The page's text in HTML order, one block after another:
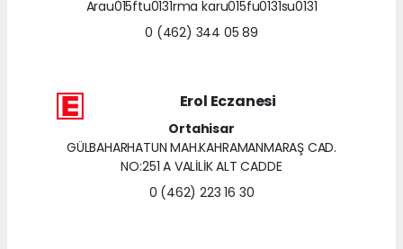
Arau015ftu0131rma karu015fu0131su0131
0 (462) 344 05 89
Erol Eczanesi
Ortahisar
GÜLBAHARHATUN MAH.KAHRAMANMARAŞ CAD.
NO:251 A VALİLİK ALT CADDE
0 (462) 223 16 30